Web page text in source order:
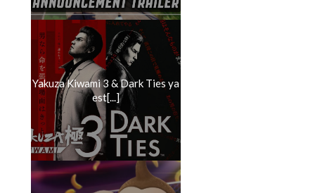
Yakuza Kiwami 3 & Dark Ties ya
est[...]